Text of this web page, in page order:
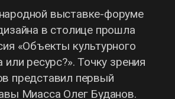
выставке-форуме
в столице прошла
«Объекты культурного
или ресурс?». Точку зрения
представил первый
Миасса Олег Буданов.